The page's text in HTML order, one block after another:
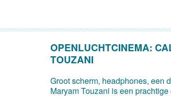
OPENLUCHTCINEMA:
TOUZANI
Groot scherm, headphones, een
Maryam Touzani is een